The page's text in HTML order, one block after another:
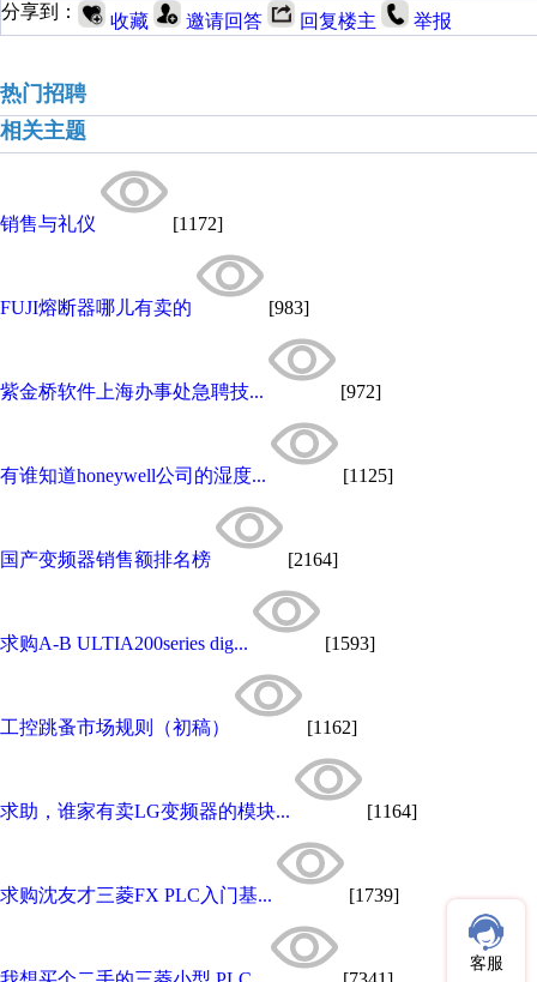
分享到：
收藏 邀请回答 回复楼主 举报
热门招聘
相关主题
销售与礼仪 [1172]
FUJI熔断器哪儿有卖的 [983]
紫金桥软件上海办事处急聘技... [972]
有谁知道honeywell公司的湿度... [1125]
国产变频器销售额排名榜 [2164]
求购A-B ULTIA200series dig... [1593]
工控跳蚤市场规则（初稿） [1162]
求助，谁家有卖LG变频器的模块... [1164]
求购沈友才三菱FX PLC入门基... [1739]
客服